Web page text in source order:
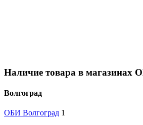
Наличие товара в магазинах
Волгоград
ОБИ Волгоград 1